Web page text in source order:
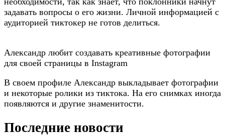
задавать вопросы о его жизни. Личной информацией с
аудиторией тиктокер не готов делиться.
Александр любит создавать креативные фотографии
для своей страницы в Instagram
В своем профиле Александр выкладывает фотографии
и некоторые ролики из тиктока. На его снимках иногда
появляются и другие знаменитости.
Последние новости